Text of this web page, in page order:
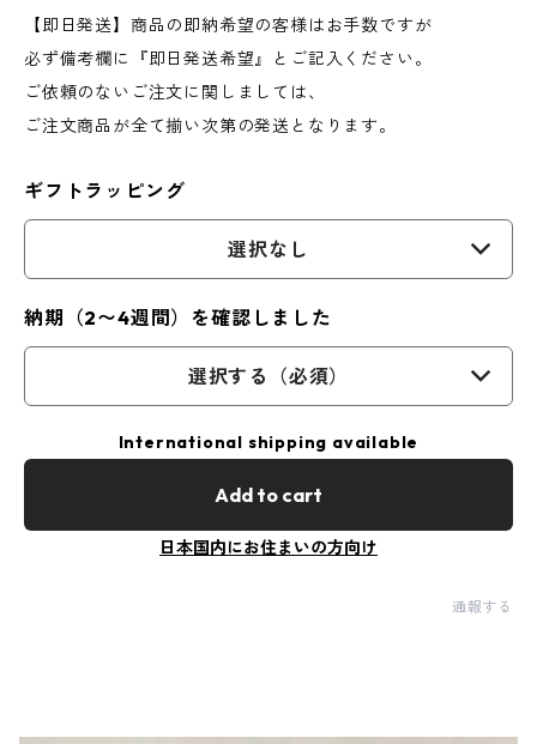
【即日発送】商品の即納希望の客様はお手数ですが
必ず備考欄に『即日発送希望』とご記入ください。
ご依頼のないご注文に関しましては、
ご注文商品が全て揃い次第の発送となります。
ギフトラッピング
選択なし
納期（2〜4週間）を確認しました
選択する（必須）
International shipping available
Add to cart
日本国内にお住まいの方向け
通報する